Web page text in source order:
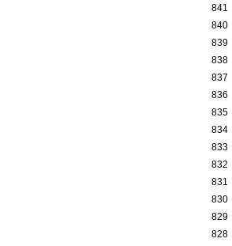
841
840
839
838
837
836
835
834
833
832
831
830
829
828